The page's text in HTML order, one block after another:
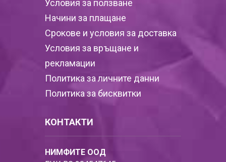
Условия за ползване
Начини за плащане
Срокове и условия за доставка
Условия за връщане и
рекламации
Политика за личните данни
Политика за бисквитки
КОНТАКТИ
НИМФИТЕ ООД